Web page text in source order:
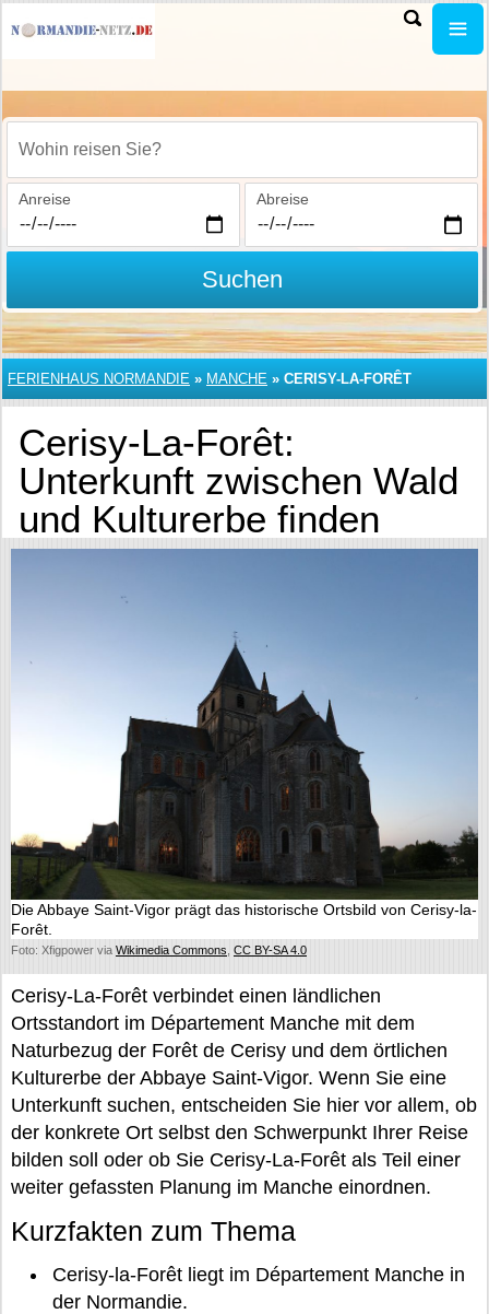
Wohin reisen Sie?
Anreise Abreise
Suchen
FERIENHAUS NORMANDIE » MANCHE » CERISY-LA-FORÊT
Cerisy-La-Forêt:
Unterkunft zwischen Wald
und Kulturerbe finden
Die Abbaye Saint-Vigor prägt das historische Ortsbild von Cerisy-la-
Forêt.
Foto: Xfigpower via Wikimedia Commons CC BY-SA 4.0
Cerisy-La-Forêt verbindet einen ländlichen
Ortsstandort im Département Manche mit dem
Naturbezug der Forêt de Cerisy und dem örtlichen
Kulturerbe der Abbaye Saint-Vigor. Wenn Sie eine
Unterkunft suchen, entscheiden Sie hier vor allem, ob
der konkrete Ort selbst den Schwerpunkt Ihrer Reise
bilden soll oder ob Sie Cerisy-La-Forêt als Teil einer
weiter gefassten Planung im Manche einordnen.
Kurzfakten zum Thema
Cerisy-la-Forêt liegt im Département Manche in
der Normandie.